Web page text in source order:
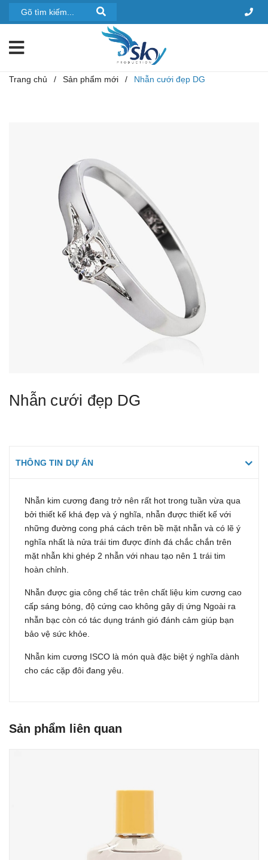
Trang chủ / Sản phẩm mới / Nhẫn cưới đẹp DG
Nhẫn cưới đẹp DG
THÔNG TIN DỰ ÁN
Nhẫn kim cương đang trở nên rất hot trong tuần vừa qua
bởi thiết kế khá đẹp và ý nghĩa, nhẫn được thiết kế với
những đường cong phá cách trên bề mặt nhẫn và có lẽ ý
nghĩa nhất là nửa trái tim được đính đá chắc chắn trên
mặt nhẫn khi ghép 2 nhẫn với nhau tạo nên 1 trái tim
hoàn chỉnh.
Nhẫn được gia công chế tác trên chất liệu kim cương cao
cấp sáng bóng, độ cứng cao không gây dị ứng Ngoài ra
nhẫn bạc còn có tác dụng tránh gió đánh cảm giúp bạn
bảo vệ sức khỏe.
Nhẫn kim cương ISCO là món quà đặc biệt ý nghĩa dành
cho các cặp đôi đang yêu.
Sản phẩm liên quan